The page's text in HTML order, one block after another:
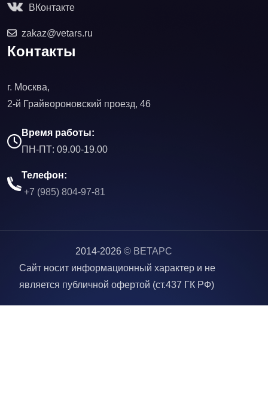
ВКонтакте
zakaz@vetars.ru
Контакты
г. Москва,
2-й Грайвороновский проезд, 46
Время работы:
ПН-ПТ: 09.00-19.00
Телефон:
+7 (985) 804-97-81
2014-2026 © ВЕТАРС
Сайт носит информационный характер и не
является публичной офертой (ст.437 ГК РФ)